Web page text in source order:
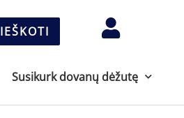
IEŠKOTI
Susikurk dovanų dėžutę